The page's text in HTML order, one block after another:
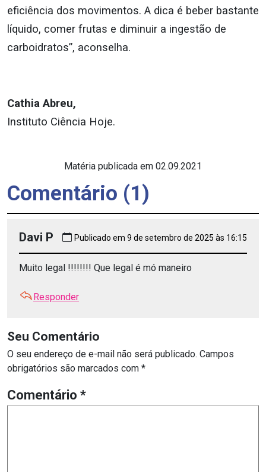
eficiência dos movimentos. A dica é beber bastante
líquido, comer frutas e diminuir a ingestão de
carboidratos”, aconselha.
Cathia Abreu,
Instituto Ciência Hoje.
Matéria publicada em 02.09.2021
Comentário (1)
Davi P Publicado em 9 de setembro de 2025 às 16:15
Muito legal !!!!!!!! Que legal é mó maneiro
Responder
Seu Comentário
O seu endereço de e-mail não será publicado. Campos
obrigatórios são marcados com *
Comentário *